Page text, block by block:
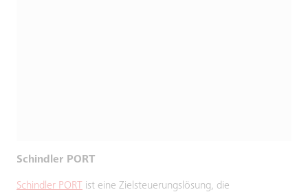
Schindler PORT
Schindler PORT
ist eine Zielsteuerungslösung, die